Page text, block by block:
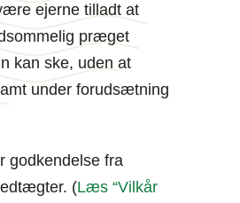
ejerne tilladt at
præget
kan ske, uden at
under forudsætning
godkendelse fra
(Læs “Vilkår